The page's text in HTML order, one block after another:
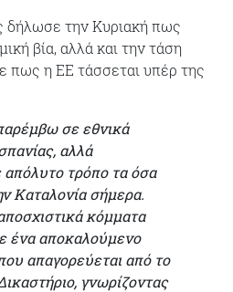
δήλωσε την Κυριακή πως
βία, αλλά και την τάση
πως η ΕΕ τάσσεται υπέρ της
σε εθνικά
αλλά
τρόπο τα όσα
Καταλονία σήμερα.
κόμματα
ένα αποκαλούμενο
απαγορεύεται από το
γνωρίζοντας